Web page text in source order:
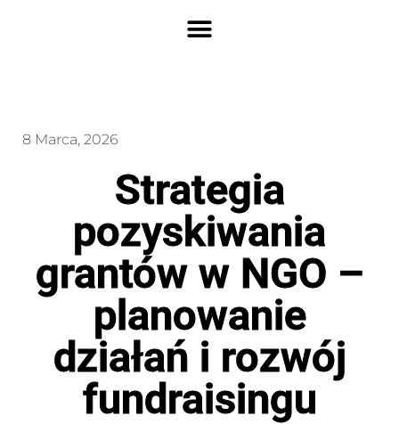
8 Marca, 2026
Strategia
pozyskiwania
grantów w NGO –
planowanie
działań i rozwój
fundraisingu